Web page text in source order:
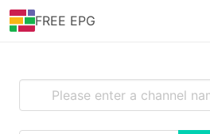
FREE EPG